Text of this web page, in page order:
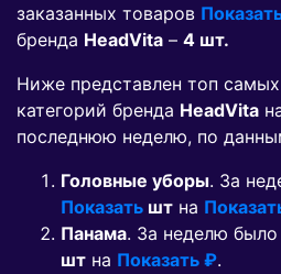
заказанных товаров
бренда HeadVita – 4 шт.
Ниже представлен топ
категорий бренда HeadVita
последнюю неделю, по
Головные уборы. За
Показать шт на
Панама. За неделю было
шт на Показать ₽.